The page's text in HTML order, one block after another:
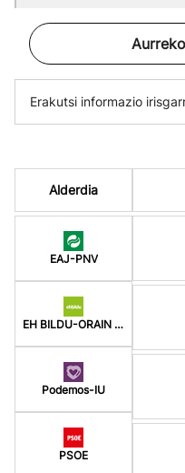
Erakutsi informazio
Alderdia
EAJ-PNV
EH BILDU-ORAIN ERREP
Podemos-IU
PSOE